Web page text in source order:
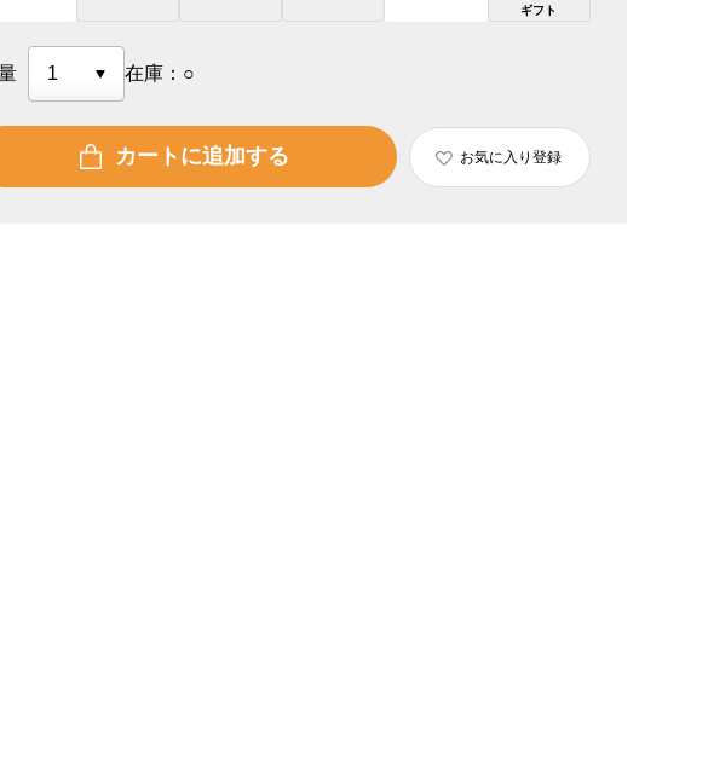
ギフト
在庫： ○
カートに追加する お気に入り登録